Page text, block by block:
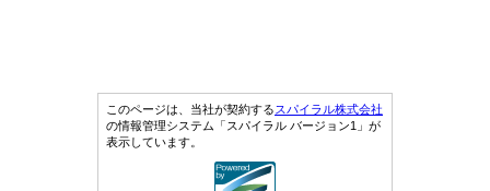
このページは、当社が契約するスパイラル株式会社
の情報管理システム「スパイラル バージョン1」が
表示しています。